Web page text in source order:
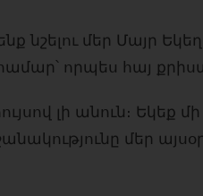
նշելու մեր Մայր
որպես հայ
լի անուն։ Եկեք
մեր